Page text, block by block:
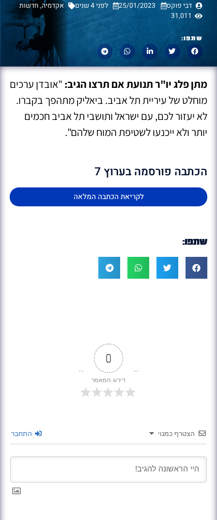
דבי פוקס 25/01/2023 לפני 4 שנים אקדמיה,חדשות
31,011
שתפו:
מתן פלג יו"ר תנועת אם תרצו הגיב: "אובדן ערכים
מוחלט של עיריית תל אביב. ביאליק מתהפך בקברו.
לא יעזור לכם, עם ישראל ותושבי תל אביב חכמים
יותר ולא ייכנעו לשטיפת המוח שלהם".
הכתבה פורסמה בערוץ 7
לקריאת הכתבה המלאה
שתפו:
0
דירוג המאמר
הצטרף כמנוי התחבר